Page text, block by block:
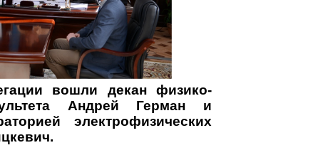
вошли декан физико-
Андрей Герман и
электрофизических